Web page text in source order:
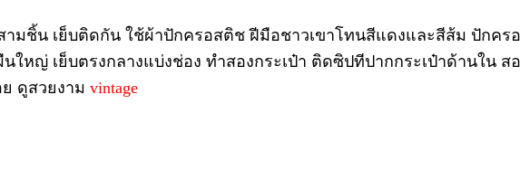
ามชิ้น เย็บติดกัน ใช้ผ้าปักครอสติช ฝีมือชาวเขาโทนสีแดงและสีส้ม ปักค
นใหญ่ เย็บตรงกลางแบ่งช่อง ทำสองกระเป๋า ติดซิปทีปากกระเป๋าด้านใน
ดูสวยงาม vintage